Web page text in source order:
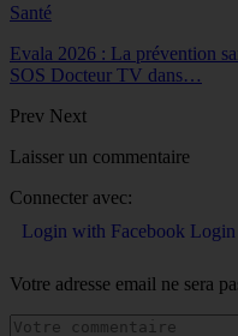
Santé
Evala 2026 : La prévention
SOS Docteur TV dans…
Prev Next
Laisser un commentaire
Connecter avec:
Login with Facebook
Votre adresse email ne sera